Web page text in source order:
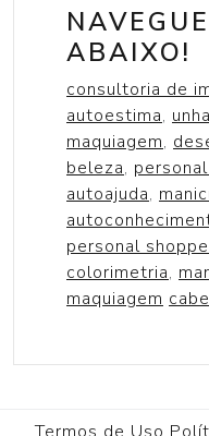
ABAIXO!
consultoria de
autoestima,
maquiagem,
beleza,
autoajuda,
personal
colorimetria,
maquiagem